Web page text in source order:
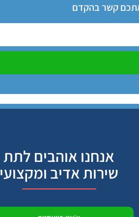
אתכם קשר בהקדם
אנחנו אוהבים לתת
שירות אדיב ומקצועי